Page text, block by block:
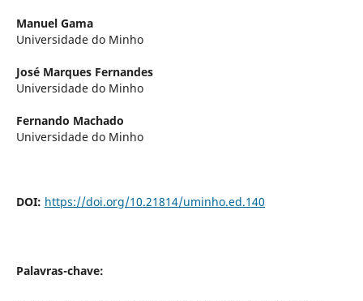
Manuel Gama
Universidade do Minho
José Marques Fernandes
Universidade do Minho
Fernando Machado
Universidade do Minho
DOI: https://doi.org/10.21814/uminho.ed.140
Palavras-chave: